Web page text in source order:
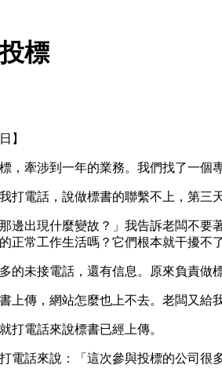
標
】
，牽涉到一年的業務。我們找了一個
打電話，說做標書的聯繫不上，第三
邊出現什麼變故？」我告訴老闆不
正常工作生活嗎？它們根本就干擾不
的未接電話，還有信息。原來負責做
上傳，網站怎麼也上不去。老闆又給
打電話來說標書已經上傳。
電話來說：「這次參與投標的公司很